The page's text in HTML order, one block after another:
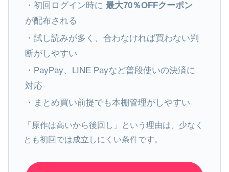
・初回ログイン時に最大70％OFFクーポン
が配布される
・試し読みが多く、合わなければ買わない判
断がしやすい
・PayPay、LINE Payなど普段使いの決済に
対応
・まとめ買い前提でも本棚管理がしやすい
「原作は高いから後回し」という理由は、少なく
とも初回では成立しにくい条件です。